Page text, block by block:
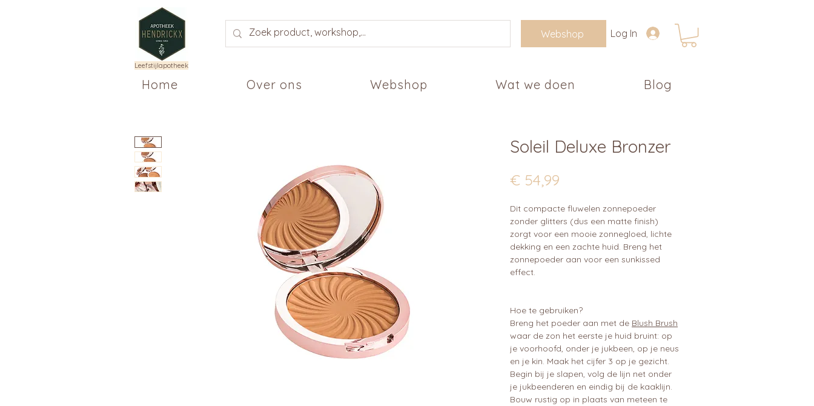
Webshop Log In
Home Over ons Webshop Wat we doen Blog
Leefstijlapotheek
Soleil Deluxe Bronzer
€ 54,99
Dit compacte fluwelen zonnepoeder
zonder glitters (dus een matte finish)
zorgt voor een mooie zonnegloed, lichte
dekking en een zachte huid. Breng het
zonnepoeder aan voor een sunkissed
effect.
Hoe te gebruiken?
Breng het poeder aan met de Blush Brush
waar de zon het eerste je huid bruint: op
je voorhoofd, onder je jukbeen, op je neus
en je kin. Maak het cijfer 3 op je gezicht.
Begin bij je slapen, volg de lijn net onder
je jukbeenderen en eindig bij de kaaklijn.
Bouw rustig op in plaats van meteen te